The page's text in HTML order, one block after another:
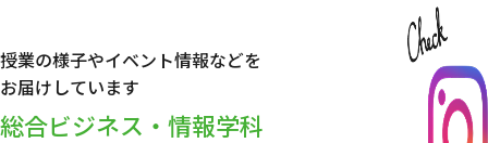
授業の様子やイベント情報などを
お届けしています
総合ビジネス・情報学科